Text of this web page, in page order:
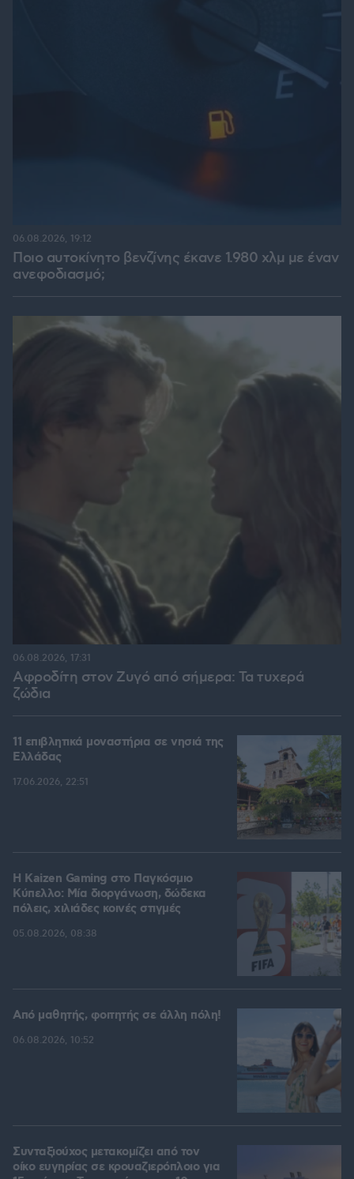
Ποιο αυτοκίνητο βενζίνης έκανε 1.980 χλμ με έναν
ανεφοδιασμό;
06.08.2026, 19:12
Αφροδίτη στον Ζυγό από σήμερα: Τα τυχερά
ζώδια
06.08.2026, 17:31
11 επιβλητικά μοναστήρια σε νησιά της
Ελλάδας
17.06.2026, 22:51
H Kaizen Gaming στο Παγκόσμιο
Kύπελλο: Μία διοργάνωση, δώδεκα
πόλεις, χιλιάδες κοινές στιγμές
05.08.2026, 08:38
Από μαθητής, φοιτητής σε άλλη πόλη!
06.08.2026, 10:52
Συνταξιούχος μετακομίζει από τον
οίκο ευγηρίας σε κρουαζιερόπλοιο για